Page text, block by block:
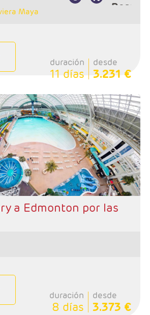
Maya
duración
11 días
desde
3.231 €
2 noches Banff, 1 noche Jasper
Primera
y 1 cena
a Edmonton por las
duración
8 días
desde
3.373 €